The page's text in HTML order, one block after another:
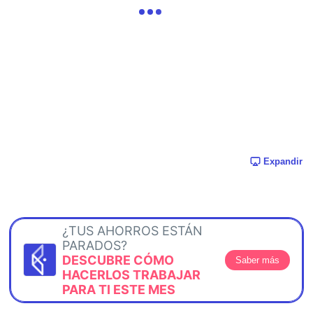
Expandir
¿TUS AHORROS ESTÁN
PARADOS?
DESCUBRE CÓMO
HACERLOS TRABAJAR
PARA TI ESTE MES
Saber más